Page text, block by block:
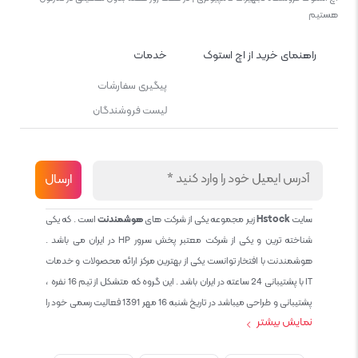
هستیم
راهنمای خرید از اچ استوک خدمات
پیگیری سفارشات
لیست فروشندگان
سایتHstockزیر مجموعه یکی از شرکت هایهوشمندنتاست . که یکی
شناخته ترین و یکی از شرکت معتبر پخش سرور HP در ایران می باشد .
هوشمندنت با افتخار توانست یکی از بهترین مرکز ارائه محصولات و خدمات
IT با پشتیبانی 24 ساعته در ایران باشد . این گروه که متشکل از تیم 16 نفره ،
پشتیبانی و طراحی میباشد در تاریخ شنبه 16 مهر 1391 فعالیت رسمی خود را
نمایش بیشتر